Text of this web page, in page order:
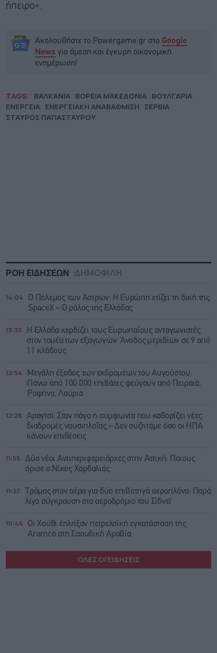
ήπειρο».
Ακολουθήστε το Powergame.gr στο Google
News για άμεση και έγκυρη οικονομική
ενημέρωση!
TAGS: ΒΑΛΚΑΝΙΑ ΒΟΡΕΙΑ ΜΑΚΕΔΟΝΙΑ ΒΟΥΛΓΑΡΙΑ
ΕΝΕΡΓΕΙΑ ΕΝΕΡΓΕΙΑΚΗ ΑΝΑΒΑΘΜΙΣΗ ΣΕΡΒΙΑ
ΣΤΑΥΡΟΣ ΠΑΠΑΣΤΑΥΡΟΥ
ΡΟΗ ΕΙΔΗΣΕΩΝ ΔΗΜΟΦΙΛΗ
14:04
Ο Πόλεμος των Άστρων: Η Ευρώπη χτίζει τη δική της
SpaceX – Ο ρόλος της Ελλάδας
13:33
Η Ελλάδα κερδίζει τους Ευρωπαίους ανταγωνιστές
στον τομέα των εξαγωγών: Άνοδος μεριδίων σε 9 από
11 κλάδους
12:54
Μεγάλη έξοδος των εκδρομέων του Αυγούστου:
Πάνω από 100.000 επιβάτες φεύγουν από Πειραιά,
Ραφήνα, Λαύριο
12:28 Αραγτσί: Στον πάγο η συμφωνία που καθορίζει νέες
διαδρομές ναυσιπλοΐας – Δεν συζητάμε όσο οι ΗΠΑ
κάνουν επιθέσεις
11:55
Δύο νέοι Αντιπεριφερειάρχες στην Αττική: Ποιους
όρισε ο Νίκος Χαρδαλιάς
11:27
Τρόμος στον αέρα για δύο επιβατηγά αεροπλάνα: Παρά
λίγο σύγκρουση στο αεροδρόμιο του Σίδνεϊ
10:46
Οι Χούθι έπληξαν πετρελαϊκή εγκατάσταση της
Aramco στη Σαουδική Αραβία
ΟΛΕΣ ΟΙ ΕΙΔΗΣΕΙΣ